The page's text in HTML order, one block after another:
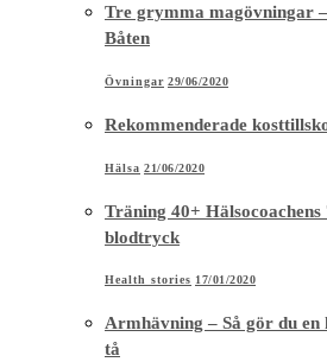
Tre grymma magövningar
Båten
Övningar 29/06/2020
Rekommenderade
Hälsa 21/06/2020
Träning 40+
blodtryck
Health stories 17/01/2020
Armhävning – Så gör du
tå